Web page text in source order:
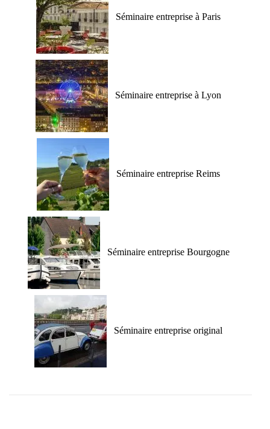
Séminaire entreprise à Paris
Séminaire entreprise à Lyon
Séminaire entreprise Reims
Séminaire entreprise Bourgogne
Séminaire entreprise original